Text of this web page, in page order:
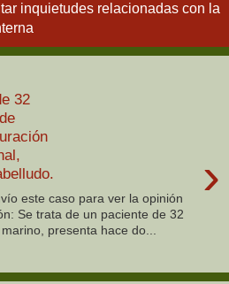
inquietudes relacionadas con la
32
›
este caso para ver la opinión
Se trata de un paciente de 32
presenta hace do...